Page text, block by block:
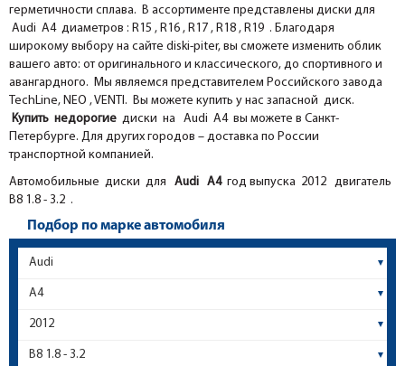
герметичности сплава. В ассортименте представлены диски для
Audi A4 диаметров : R15 , R16 , R17 , R18 , R19 . Благодаря
широкому выбору на сайте diski-piter, вы сможете изменить облик
вашего авто: от оригинального и классического, до спортивного и
авангардного. Мы являемся представителем Российского завода
TechLine, NEO , VENTI. Вы можете купить у нас запасной диск.
Купить недорогие диски на Audi A4 вы можете в Санкт-
Петербурге. Для других городов – доставка по России
транспортной компанией.
Автомобильные диски для
Audi A4год выпуска 2012 двигатель
B8 1.8 - 3.2 .
Подбор по марке автомобиля